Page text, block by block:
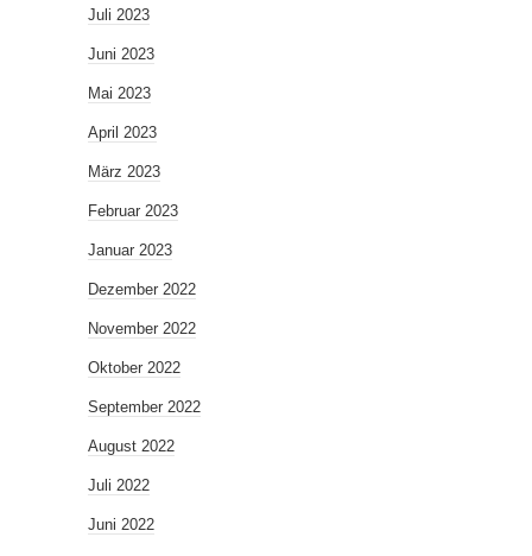
Juli 2023
Juni 2023
Mai 2023
April 2023
März 2023
Februar 2023
Januar 2023
Dezember 2022
November 2022
Oktober 2022
September 2022
August 2022
Juli 2022
Juni 2022